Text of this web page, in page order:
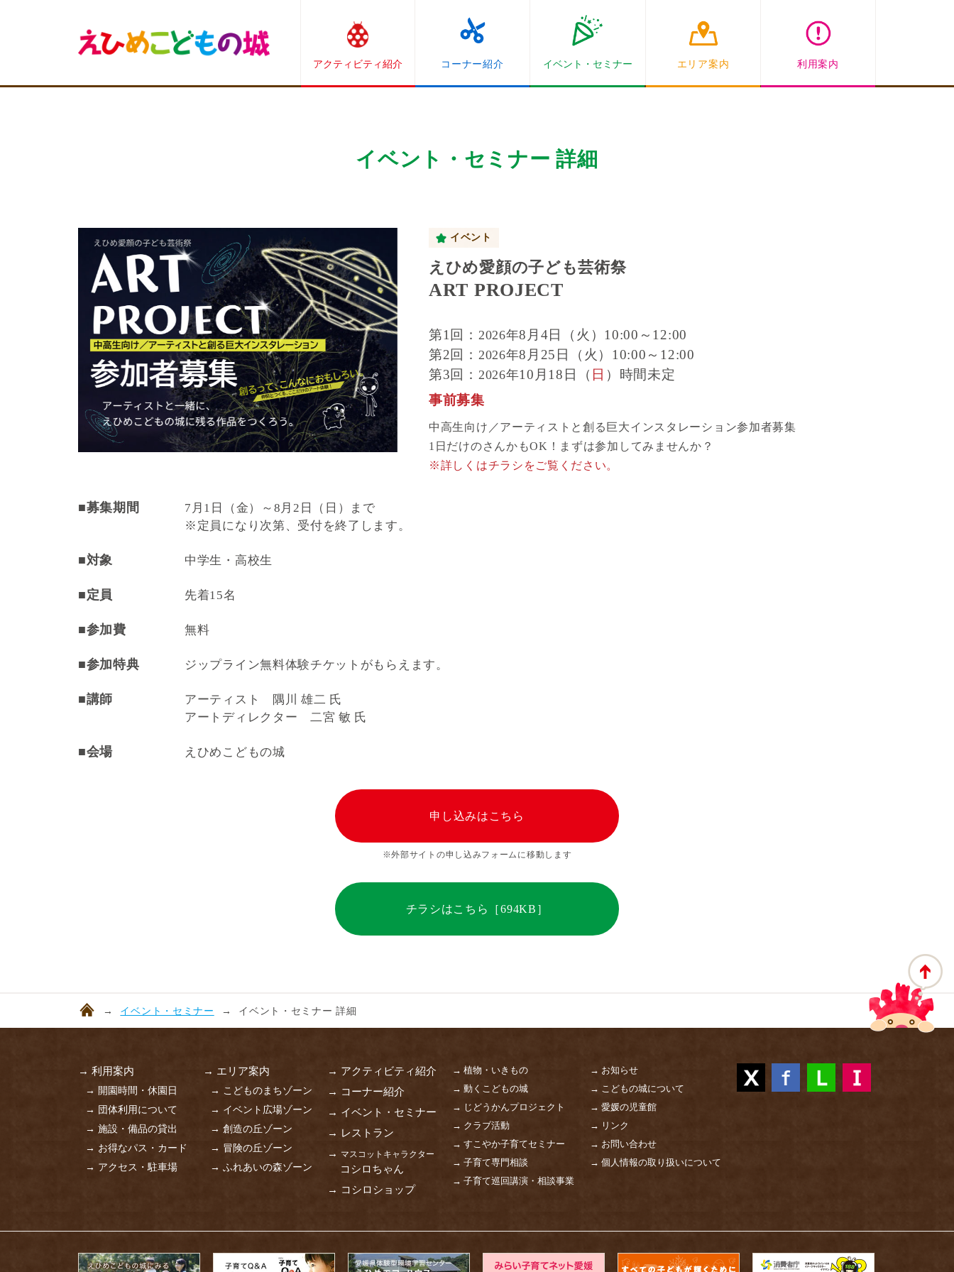
アクティビティ紹介 コーナー紹介 イベント・ セミナー エリア案内 利用案内
イベント・セミナー 詳細
イベント
えひめ愛顔の子ども芸術祭
ART PROJECT
第1回： 2026年8月4日（火）10:00～12:00
第2回： 2026年8月25日（火）10:00～12:00
第3回： 2026年10月18日（ 日 ）時間未定
事前募集
中高生向け／アーティストと創る巨大インスタレーション参加者募集
1日だけのさんかもOK！まずは参加してみませんか？
※詳しくはチラシをご覧ください。
■募集期間
7月1日（金）～8月2日（日）まで
※定員になり次第、受付を終了します。
■対象 中学生・高校生
■定員 先着15名
■参加費 無料
■参加特典 ジップライン無料体験チケットがもらえます。
■講師
アーティスト 隅川 雄二 氏
アートディレクター 二宮 敏 氏
■会場 えひめこどもの城
申し込みはこちら
※外部サイトの申し込みフォームに移動します
チラシはこちら［694KB］
イベント・セミナー イベント・セミナー 詳細
→ 利用案内
→ 開園時間・休園日
→ 団体利用について
→ 施設・備品の貸出
→ お得なパス・カード
→ アクセス・駐車場
→ エリア案内
→ こどものまちゾーン
→ イベント広場ゾーン
→ 創造の丘ゾーン
→ 冒険の丘ゾーン
→ ふれあいの森ゾーン
→ アクティビティ紹介
→ コーナー紹介
→ イベント・セミナー
→ レストラン
→ マスコットキャラクター
コシロちゃん
→ コシロショップ
→ 植物・いきもの
→ 動くこどもの城
→ じどうかんプロジェクト
→ クラブ活動
→ すこやか子育てセミナー
→ 子育て専門相談
→ 子育て巡回講演・相談事業
→ お知らせ
→ こどもの城について
→ 愛媛の児童館
→ リンク
→ お問い合わせ
→ 個人情報の取り扱いについて